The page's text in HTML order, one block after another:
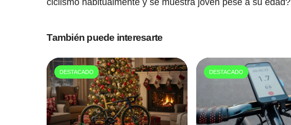
También puede interesarte
DESTACADO DESTACADO